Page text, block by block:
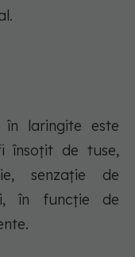
în laringite este
însoțit de tuse,
senzație de
în funcție de